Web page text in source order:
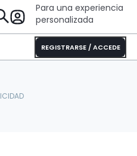
Para una experiencia
personalizada
REGISTRARSE / ACCEDE